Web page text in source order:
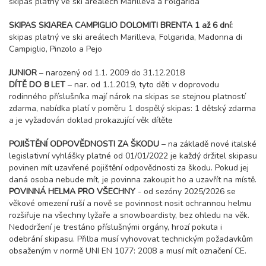
07.02. - 11.02.27
neděle - čtvrtek
5 dní (4 noci)
13.02. - 20.02.27
sobota - sobota
8 dní (7 nocí)
14 500 Kč rezervovat
14.02. - 18.02.27
neděle - čtvrtek
8 300 Kč rezervovat
20.02. - 27.02.27
sobota - sobota
8 dní (7 nocí)
10 400 Kč rezervovat
21.02. - 25.02.27
neděle - čtvrtek
5 dní (4 noci)
6 000 Kč rezervovat
SKIPAS SKIAREA CAMPIGLIO DOLOMITI BRENTA 1 až 6 dní:
skipas platný ve ski areálech Marilleva, Folgarida, Madonna di
Campiglio, Pinzolo a Pejo
JUNIOR – narozený od 1.1. 2009 do 31.12.2018
DÍTĚ DO 8 LET – nar. od 1.1.2019, tyto děti v doprovodu
rodinného příslušníka mají nárok na skipas se stejnou platností
zdarma, nabídka platí v poměru 1 dospělý skipas: 1 dětský zdarma
a je vyžadován doklad prokazující věk dítěte
POJIŠTĚNÍ ODPOVĚDNOSTI ZA ŠKODU – na základě nové italské
legislativní vyhlášky platné od 01/01/2022 je každý držitel skipasu
povinen mít uzavřené pojištění odpovědnosti za škodu. Pokud jej
daná osoba nebude mít, je povinna zakoupit ho a uzavřít na místě.
POVINNÁ HELMA PRO VŠECHNY - od sezóny 2025/2026 se
věkové omezení ruší a nově se povinnost nosit ochrannou helmu
rozšiřuje na všechny lyžaře a snowboardisty, bez ohledu na věk.
Nedodržení je trestáno příslušnými orgány, hrozí pokuta i
odebrání skipasu. Přilba musí vyhovovat technickým požadavkům
obsaženým v normě UNI EN 1077: 2008 a musí mít označení CE.